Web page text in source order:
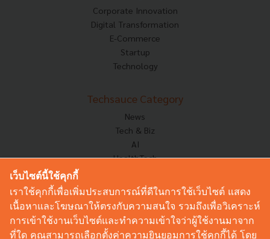
Corporate Innovation
Digital Transformation
E-Commerce
Startup
Technology
Techsauce Category
News
Tech & Biz
AI
HealthTech
Corp Innov
Saucy Thoughts
Based On
Sustainable
เว็บไซต์นี้ใช้คุกกี้
เราใช้คุกกี้เพื่อเพิ่มประสบการณ์ที่ดีในการใช้เว็บไซต์ แสดง
เนื้อหาและโฆษณาให้ตรงกับความสนใจ รวมถึงเพื่อวิเคราะห์
การเข้าใช้งานเว็บไซต์และทำความเข้าใจว่าผู้ใช้งานมาจาก
ที่ใด คุณสามารถเลือกตั้งค่าความยินยอมการใช้คุกกี้ได้ โดย